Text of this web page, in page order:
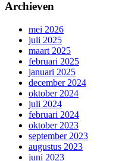
Archieven
mei 2026
juli 2025
maart 2025
februari 2025
januari 2025
december 2024
oktober 2024
juli 2024
februari 2024
oktober 2023
september 2023
augustus 2023
juni 2023